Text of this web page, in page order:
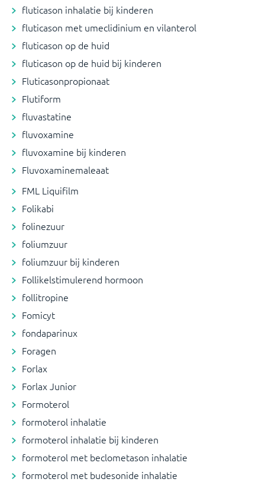
fluticason inhalatie bij kinderen
fluticason met umeclidinium en vilanterol
fluticason op de huid
fluticason op de huid bij kinderen
Fluticasonpropionaat
Flutiform
fluvastatine
fluvoxamine
fluvoxamine bij kinderen
Fluvoxaminemaleaat
FML Liquifilm
Folikabi
folinezuur
foliumzuur
foliumzuur bij kinderen
Follikelstimulerend hormoon
follitropine
Fomicyt
fondaparinux
Foragen
Forlax
Forlax Junior
Formoterol
formoterol inhalatie
formoterol inhalatie bij kinderen
formoterol met beclometason inhalatie
formoterol met budesonide inhalatie